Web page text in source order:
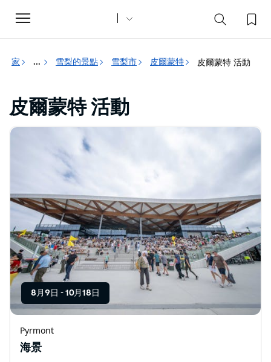
Toggle
navigation
家 ... 雪梨的景點 雪梨市 皮爾蒙特 皮爾蒙特 活動
皮爾蒙特 活動
8月9日 - 10月18日
Pyrmont
海景